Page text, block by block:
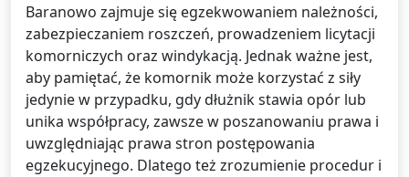
Baranowo zajmuje się egzekwowaniem należności,
zabezpieczaniem roszczeń, prowadzeniem licytacji
komorniczych oraz windykacją. Jednak ważne jest,
aby pamiętać, że komornik może korzystać z siły
jedynie w przypadku, gdy dłużnik stawia opór lub
unika współpracy, zawsze w poszanowaniu prawa i
uwzględniając prawa stron postępowania
egzekucyjnego. Dlatego też zrozumienie procedur i